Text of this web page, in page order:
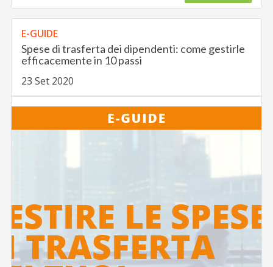
E-GUIDE
Spese di trasferta dei dipendenti: come gestirle
efficacemente in 10 passi
23 Set 2020